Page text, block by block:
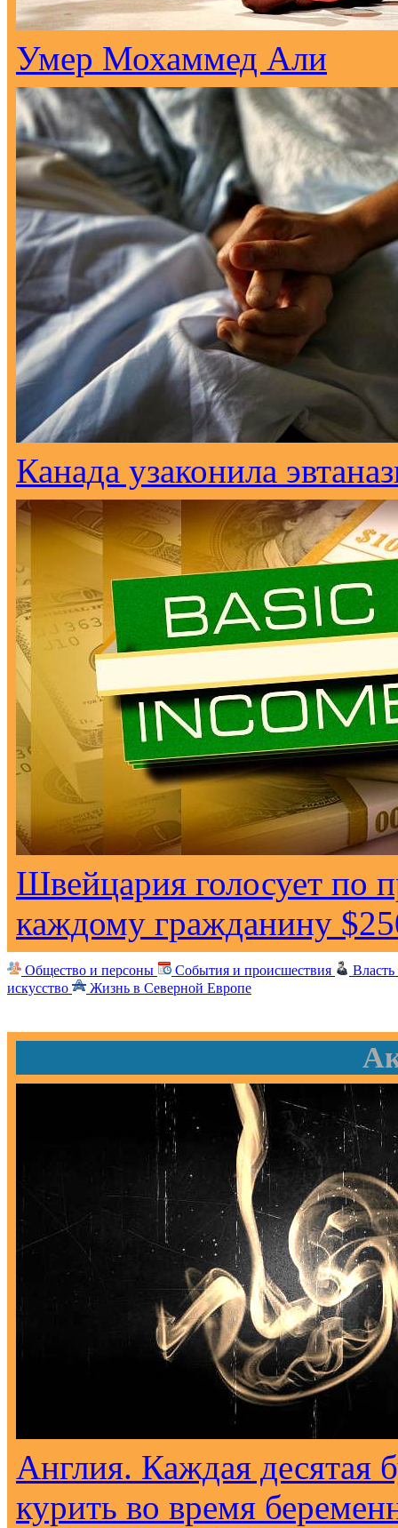
Умер Мохаммед Али
Канада узаконила
Швейцария голосует по
каждому гражданину
Общество и персоны События и происшествия
искусство
Жизнь в Северной Европе
Англия. Каждая десятая
курить во время